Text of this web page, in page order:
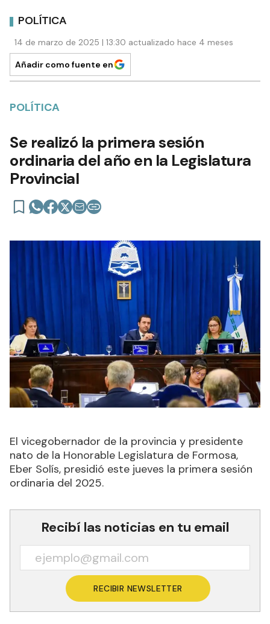
POLÍTICA
14 de marzo de 2025 | 13:30 actualizado hace 4 meses
Añadir como fuente en
POLÍTICA
Se realizó la primera sesión
ordinaria del año en la Legislatura
Provincial
El vicegobernador de la provincia y presidente
nato de la Honorable Legislatura de Formosa,
Eber Solís, presidió este jueves la primera sesión
ordinaria del 2025.
Recibí las noticias en tu email
RECIBIR NEWSLETTER